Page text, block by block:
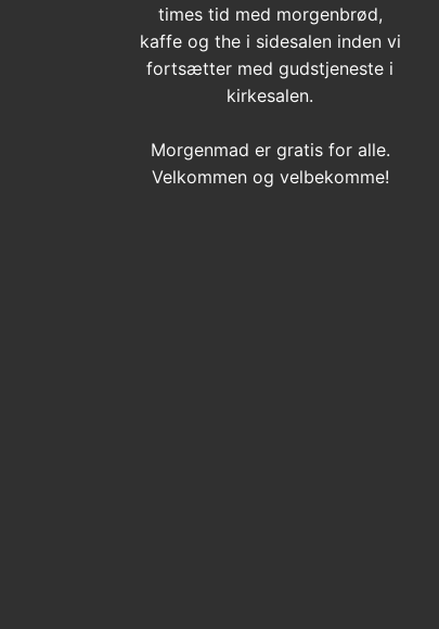
times tid med morgenbrød,
kaffe og the i sidesalen inden vi
fortsætter med gudstjeneste i
kirkesalen.
Morgenmad er gratis for alle.
Velkommen og velbekomme!